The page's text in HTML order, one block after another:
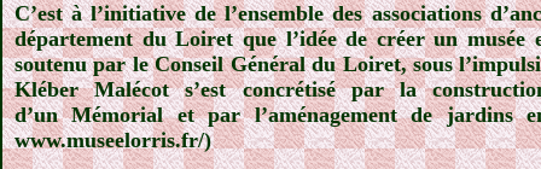
C’est à l’initiative de l’ensemble des associations
département du Loiret que l’idée de créer un musée
soutenu par le Conseil Général du Loiret, sous
Kléber Malécot s’est concrétisé par la
d’un Mémorial et par l’aménagement de jardins
www.museelorris.fr/)